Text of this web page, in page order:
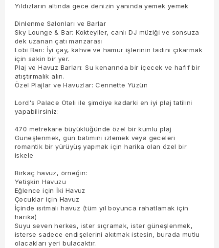
Yıldızların altında gece denizin yanında yemek yemek
Dinlenme Salonları ve Barlar
Sky Lounge & Bar: Kokteyller, canlı DJ müziği ve sonsuza
dek uzanan çatı manzarası
Lobi Barı: İyi çay, kahve ve hamur işlerinin tadını çıkarmak
için sakin bir yer.
Plaj ve Havuz Barları: Su kenarında bir içecek ve hafif bir
atıştırmalık alın.
Özel Plajlar ve Havuzlar: Cennette Yüzün
Lord's Palace Oteli ile şimdiye kadarki en iyi plaj tatilini
yapabilirsiniz:
470 metrekare büyüklüğünde özel bir kumlu plaj
Güneşlenmek, gün batımını izlemek veya geceleri
romantik bir yürüyüş yapmak için harika olan özel bir
iskele
Birkaç havuz, örneğin:
Yetişkin Havuzu
Eğlence için İki Havuz
Çocuklar için Havuz
İçinde ısıtmalı havuz (tüm yıl boyunca rahatlamak için
harika)
Suyu seven herkes, ister sıçramak, ister güneşlenmek,
isterse sadece endişelerini akıtmak istesin, burada mutlu
olacakları yeri bulacaktır.